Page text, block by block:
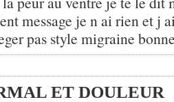
message je n ai rien et j
pas style migraine
ET DOULEUR